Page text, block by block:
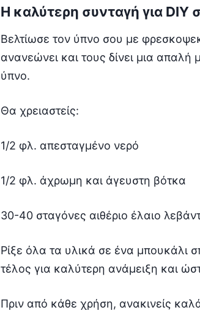
Η καλύτερη συνταγή για DIY
Βελτίωσε τον ύπνο σου με
ανανεώνει και τους δίνει μια
ύπνο.
Θα χρειαστείς:
1/2 φλ. απεσταγμένο νερό
1/2 φλ. άχρωμη και άγευστη βότκα
30-40 σταγόνες αιθέριο έλαιο
Ρίξε όλα τα υλικά σε ένα μπουκάλι
τέλος για καλύτερη ανάμειξη και
Πριν από κάθε χρήση, ανακινείς